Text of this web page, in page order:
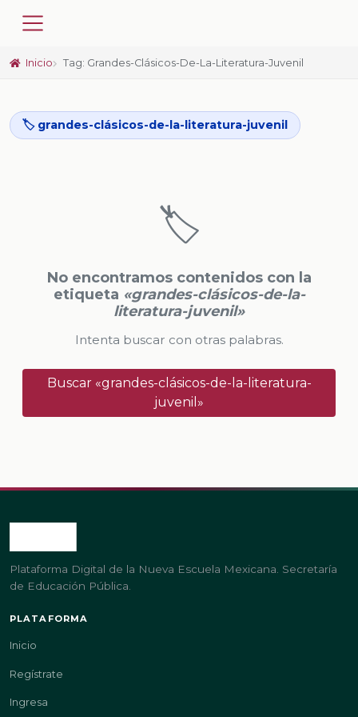
Inicio Tag: Grandes-Clásicos-De-La-Literatura-Juvenil
🏷️ grandes-clásicos-de-la-literatura-juvenil
🏷️
No encontramos contenidos con la
etiqueta «grandes-clásicos-de-la-
literatura-juvenil»
Intenta buscar con otras palabras.
Buscar «grandes-clásicos-de-la-literatura-
juvenil»
Plataforma Digital de la Nueva Escuela Mexicana. Secretaría
de Educación Pública.
PLATAFORMA
Inicio
Regístrate
Ingresa